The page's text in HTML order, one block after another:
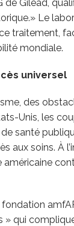
de Gilead,
Le
traitement,
mondiale.
universel
des
Unis, les
santé
aux soins. À
américaine
» qui